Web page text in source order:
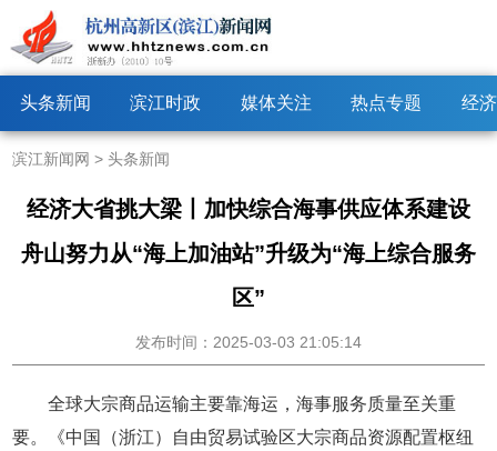
头条新闻 滨江时政 媒体关注 热点专题 经
滨江新闻网 >头条新闻
经济大省挑大梁丨加快综合海事供应体系建设
舟山努力从“海上加油站”升级为“海上综合服务
区”
发布时间：2025-03-03 21:05:14
全球大宗商品运输主要靠海运，海事服务质量至关重
要。《中国（浙江）自由贸易试验区大宗商品资源配置枢纽